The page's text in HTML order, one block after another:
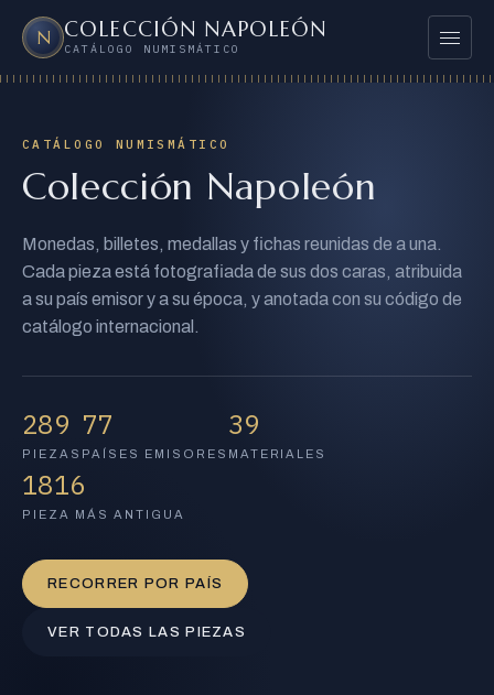
N COLECCIÓN NAPOLEÓN
CATÁLOGO NUMISMÁTICO
PAÍSES
TODAS LAS PIEZAS
Buscar en el catálogo
CATÁLOGO NUMISMÁTICO
Colección Napoleón
Monedas, billetes, medallas y fichas reunidas de a una.
Cada pieza está fotografiada de sus dos caras, atribuida
a su país emisor y a su época, y anotada con su código de
catálogo internacional.
PIEZAS
289
PAÍSES EMISORES
77
MATERIALES
39
PIEZA MÁS ANTIGUA
1816
RECORRER POR PAÍS
VER TODAS LAS PIEZAS